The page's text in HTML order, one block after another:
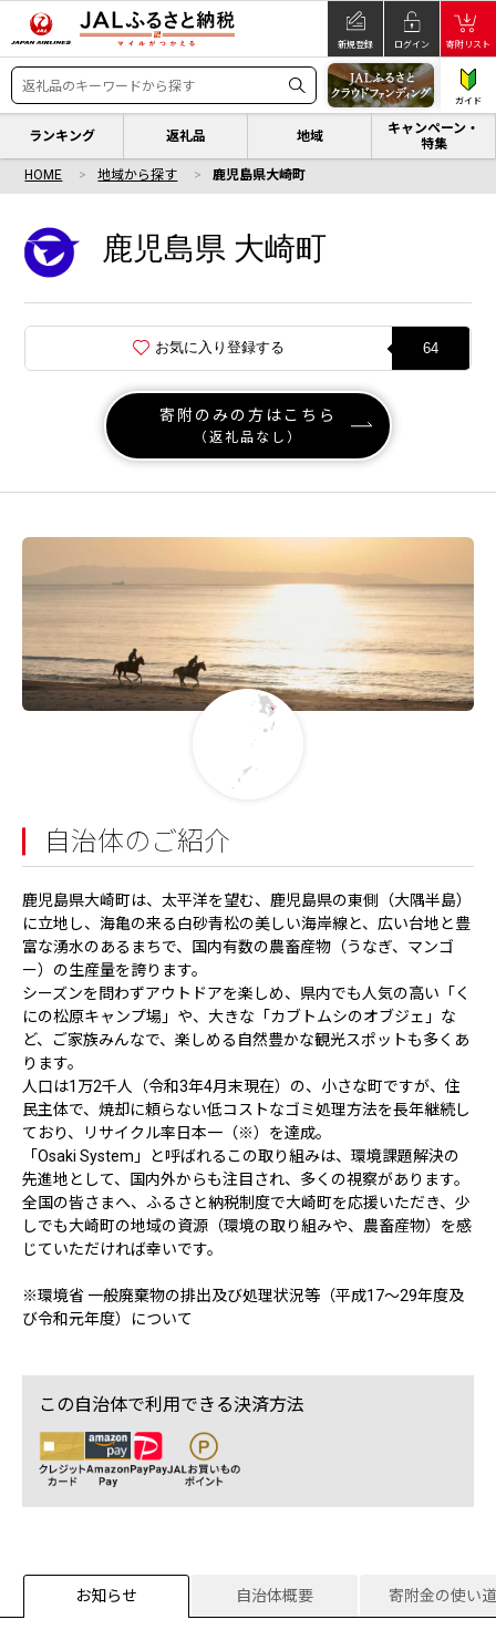
新規登録 ログイン 寄附リスト
ガイド
ランキング 返礼品 地域
キャンペーン・
特集
HOME 地域から探す 鹿児島県大崎町
鹿児島県 大崎町
お気に入り登録する 64
寄附のみの方はこちら
（返礼品なし）
自治体のご紹介
鹿児島県大崎町は、太平洋を望む、鹿児島県の東側（大隅半島）
に立地し、海亀の来る白砂青松の美しい海岸線と、広い台地と豊
富な湧水のあるまちで、国内有数の農畜産物（うなぎ、マンゴ
ー）の生産量を誇ります。
シーズンを問わずアウトドアを楽しめ、県内でも人気の高い「く
にの松原キャンプ場」や、大きな「カブトムシのオブジェ」な
ど、ご家族みんなで、楽しめる自然豊かな観光スポットも多くあ
ります。
人口は1万2千人（令和3年4月末現在）の、小さな町ですが、住
民主体で、焼却に頼らない低コストなゴミ処理方法を長年継続し
ており、リサイクル率日本一（※）を達成。
「Osaki System」と呼ばれるこの取り組みは、環境課題解決の
先進地として、国内外からも注目され、多くの視察があります。
全国の皆さまへ、ふるさと納税制度で大崎町を応援いただき、少
しでも大崎町の地域の資源（環境の取り組みや、農畜産物）を感
じていただければ幸いです。
※環境省 一般廃棄物の排出及び処理状況等（平成17～29年度及
び令和元年度）について
この自治体で利用できる決済方法
お知らせ 自治体概要 寄附金の使い道